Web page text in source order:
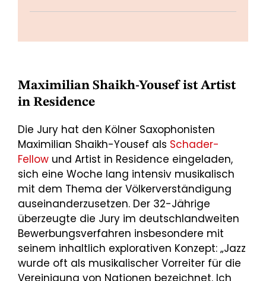
Maximilian Shaikh-Yousef ist Artist
in Residence
Die Jury hat den Kölner Saxophonisten
Maximilian Shaikh-Yousef als Schader-
Fellow und Artist in Residence eingeladen,
sich eine Woche lang intensiv musikalisch
mit dem Thema der Völkerverständigung
auseinanderzusetzen. Der 32-Jährige
überzeugte die Jury im deutschlandweiten
Bewerbungsverfahren insbesondere mit
seinem inhaltlich explorativen Konzept: „Jazz
wurde oft als musikalischer Vorreiter für die
Vereinigung von Nationen bezeichnet. Ich